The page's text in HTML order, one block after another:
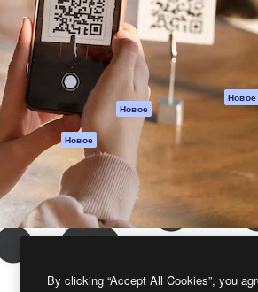
ИИ
Генератор голоса
на основе ИИ
Стоковый контент
MCP для
Claude/ChatGPT
Новое
Агенты Новое
API
Мобильное
приложение
Все инструменты
Magnific
Условия и
положения
Политика
Оригиналы Новое
Политика файлов
cookie
Партнеры
Предприятие
By clicking “Accept All Cookies”, you